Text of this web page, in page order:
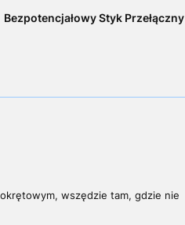
Bezpotencjałowy Styk Przełączny
wszędzie tam, gdzie nie